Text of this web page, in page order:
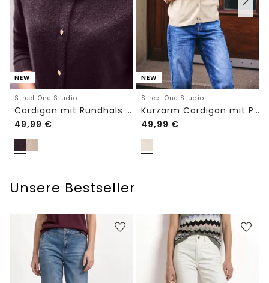
NEW
Street One Studio
Cardigan mit Rundhals und Knöpfen
49,99 €
NEW
Street One Studio
Kurzarm Cardigan mit Polokragen
49,99 €
Unsere Bestseller